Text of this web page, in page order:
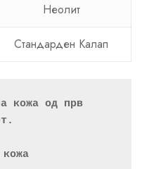
Неолит
Стандарден Калап
кожа од прв